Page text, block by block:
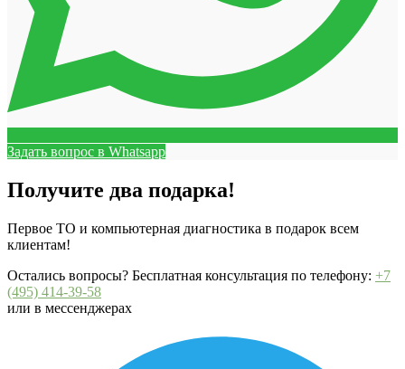
Задать вопрос в Whatsapp
Получите два подарка!
Первое ТО и компьютерная диагностика в подарок всем
клиентам!
Остались вопросы? Бесплатная консультация по телефону: +7
(495) 414-39-58
или в мессенджерах